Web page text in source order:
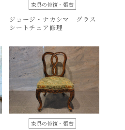
家具の修復・張替
ジョージ・ナカシマ グラス
シートチェア修理
家具の修復・張替